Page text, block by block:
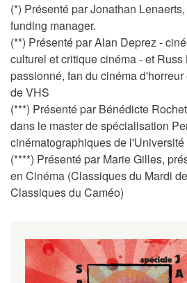
(*) Présenté par Jonathan
funding manager.
(**) Présenté par Alan Deprez -
culturel et critique cinéma - et Russ
passionné, fan du cinéma
de VHS
(***) Présenté par Bénédicte
dans le master de spécialisation
cinématographiques de
(****) Présenté par Marie Gilles,
en Cinéma (Classiques du Mardi
Classiques du Caméo)